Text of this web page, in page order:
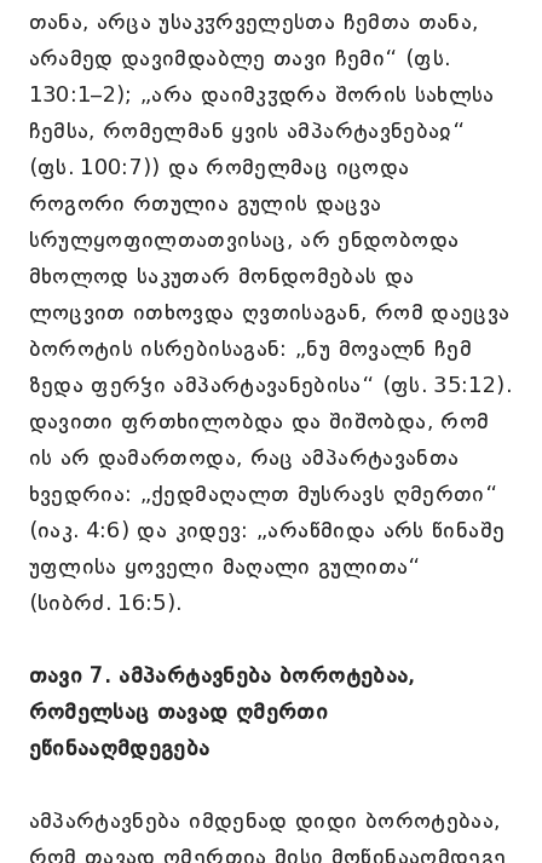
თანა, არცა უსაკჳრველესთა ჩემთა თანა,
არამედ დავიმდაბლე თავი ჩემი“ (ფს.
130:1–2); „არა დაიმკჳდრა შორის სახლსა
ჩემსა, რომელმან ყვის ამპარტავნებაჲ“
(ფს. 100:7)) და რომელმაც იცოდა
როგორი რთულია გულის დაცვა
სრულყოფილთათვისაც, არ ენდობოდა
მხოლოდ საკუთარ მონდომებას და
ლოცვით ითხოვდა ღვთისაგან, რომ დაეცვა
ბოროტის ისრებისაგან: „ნუ მოვალნ ჩემ
ზედა ფერჴი ამპარტავანებისა“ (ფს. 35:12).
დავითი ფრთხილობდა და შიშობდა, რომ
ის არ დამართოდა, რაც ამპარტავანთა
ხვედრია: „ქედმაღალთ მუსრავს ღმერთი“
(იაკ. 4:6) და კიდევ: „არაწმიდა არს წინაშე
უფლისა ყოველი მაღალი გულითა“
(სიბრძ. 16:5).
თავი 7. ამპარტავნება ბოროტებაა,
რომელსაც თავად ღმერთი
ეწინააღმდეგება
ამპარტავნება იმდენად დიდი ბოროტებაა,
რომ თავად ღმერთია მისი მოწინააღმდეგე